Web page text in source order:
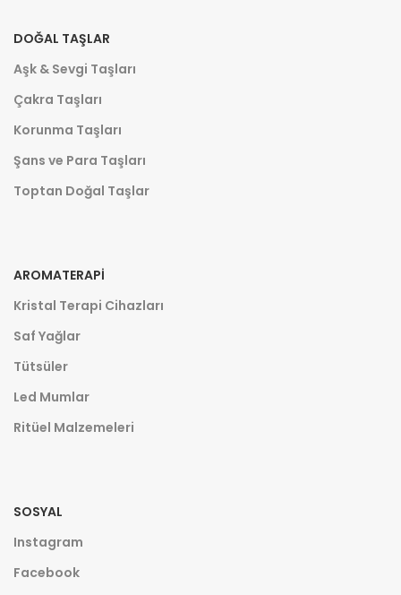
DOĞAL TAŞLAR
Aşk & Sevgi Taşları
Çakra Taşları
Korunma Taşları
Şans ve Para Taşları
Toptan Doğal Taşlar
AROMATERAPI
Kristal Terapi Cihazları
Saf Yağlar
Tütsüler
Led Mumlar
Ritüel Malzemeleri
SOSYAL
Instagram
Facebook